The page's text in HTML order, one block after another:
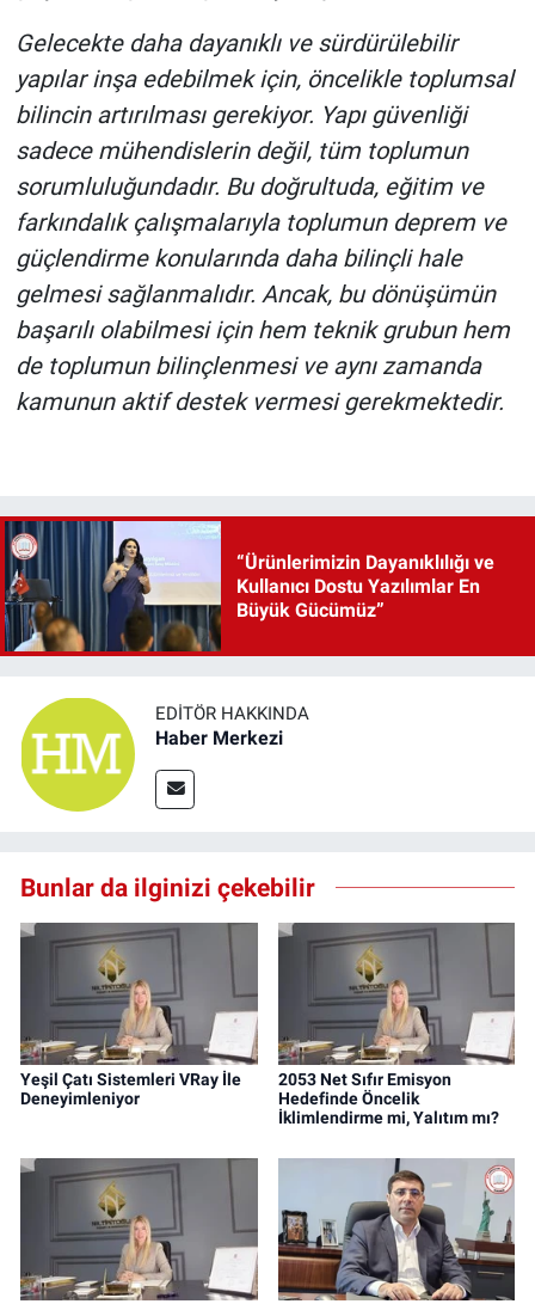
Gelecekte daha dayanıklı ve sürdürülebilir
yapılar inşa edebilmek için, öncelikle toplumsal
bilincin artırılması gerekiyor. Yapı güvenliği
sadece mühendislerin değil, tüm toplumun
sorumluluğundadır. Bu doğrultuda, eğitim ve
farkındalık çalışmalarıyla toplumun deprem ve
güçlendirme konularında daha bilinçli hale
gelmesi sağlanmalıdır. Ancak, bu dönüşümün
başarılı olabilmesi için hem teknik grubun hem
de toplumun bilinçlenmesi ve aynı zamanda
kamunun aktif destek vermesi gerekmektedir.
“Ürünlerimizin Dayanıklılığı ve
Kullanıcı Dostu Yazılımlar En
Büyük Gücümüz”
EDITÖR HAKKINDA
Haber Merkezi
Bunlar da ilginizi çekebilir
Yeşil Çatı Sistemleri VRay İle
Deneyimleniyor
2053 Net Sıfır Emisyon
Hedefinde Öncelik
İklimlendirme mi, Yalıtım mı?